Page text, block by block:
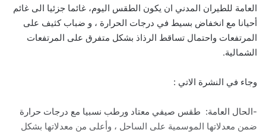
العامة للطيران المدني ان يكون الطقس اليوم، غائما جزئيا الى غائم
أحيانا مع انخفاض بسيط في درجات الحرارة ، و ضباب كثيف على
المرتفعات واحتمال تساقط الرذاذ بشكل متفرق على المرتفعات
الشمالية.
وجاء في النشرة الاتي :
-الحال العامة: طقس صيفي معتاد ورطب نسبيا مع درجات حرارة
ضمن معدلاتها الموسمية على الساحل ، وأعلى من معدلاتها بشكل